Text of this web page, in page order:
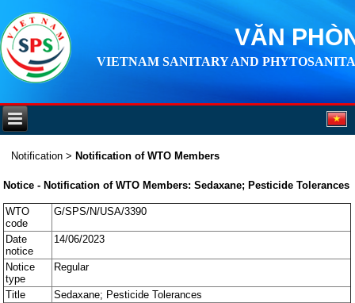
VĂN
VIETNAM SANITARY AND
Notification > Notification of WTO Members
Notice - Notification of WTO Members: Sedaxane; Pesticide Tolerances
WTO
code
G/SPS/N/USA/3390
Date
notice
14/06/2023
Notice
type
Regular
Title
Sedaxane; Pesticide Tolerances